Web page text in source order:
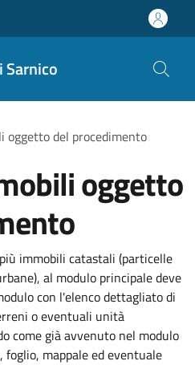
Sarnico
oggetto del procedimento
oggetto
immobili catastali (particelle
al modulo principale deve
con l'elenco dettagliato di
o eventuali unità
come già avvenuto nel modulo
mappale ed eventuale